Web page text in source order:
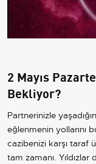
2 Mayıs
Bekliyor?
Partnerinizle
eğlenmenin yollarını
cazibenizi karşı taraf
tam zamanı.